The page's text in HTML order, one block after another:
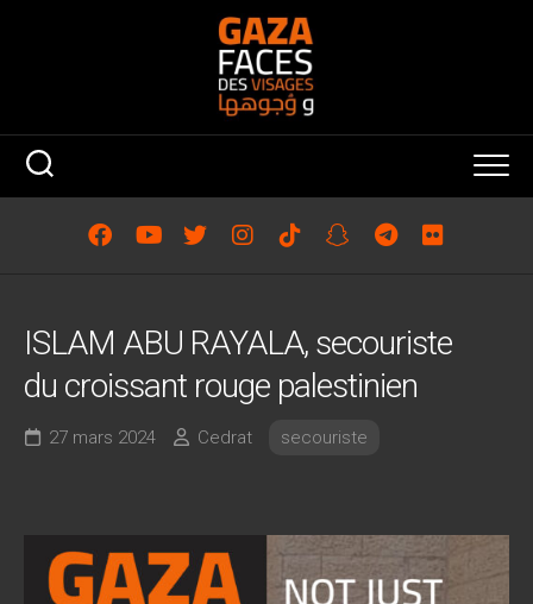
ISLAM ABU RAYALA, secouriste
du croissant rouge palestinien
27 mars 2024 Cedrat secouriste